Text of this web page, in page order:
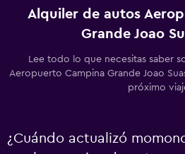
Alquiler de autos
Grande Joao
Lee todo lo que necesitas saber
Aeropuerto Campina Grande Joao
próximo
¿Cuándo actualizó